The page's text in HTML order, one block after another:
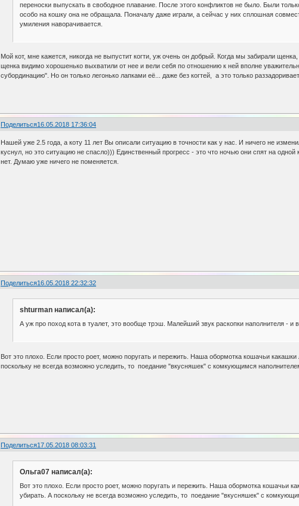
переноски выпускать в свободное плавание. После этого конфликтов не было. Были
особо на кошку она не обращала. Поначалу даже играли, а сейчас у них сплошная
умиления наворачивается.
Мой кот, мне кажется, никогда не выпустит когти, уж очень он добрый. Когда мы забирали
щенка видимо хорошенько выхватили от нее и вели себя по отношению к ней вполне
субординацию". Но он только легонько лапками её... даже без когтей, а это только
Поделиться16.05.2018 17:36:04
Нашей уже 2.5 года, а коту 11 лет Вы описали ситуацию в точности как у нас. И ничего не
куснул, но это ситуацию не спасло))) Единственный прогресс - это что ночью они спят на одной
нет. Думаю уже ничего не поменяется.
Поделиться16.05.2018 22:32:32
shturman написал(а):
А уж про поход кота в туалет, это вообще трэш. Малейший звук раскопки наполнителя - и
Вот это плохо. Если просто роет, можно поругать и пережить. Наша обормотка кошачьи
поскольку не всегда возможно уследить, то поедание "вкусняшек" с комкующимся
Поделиться17.05.2018 08:03:31
Ольга07 написал(а):
Вот это плохо. Если просто роет, можно поругать и пережить. Наша обормотка кошачьи
убирать. А поскольку не всегда возможно уследить, то поедание "вкусняшек" с